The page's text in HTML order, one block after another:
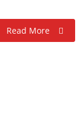
Read More